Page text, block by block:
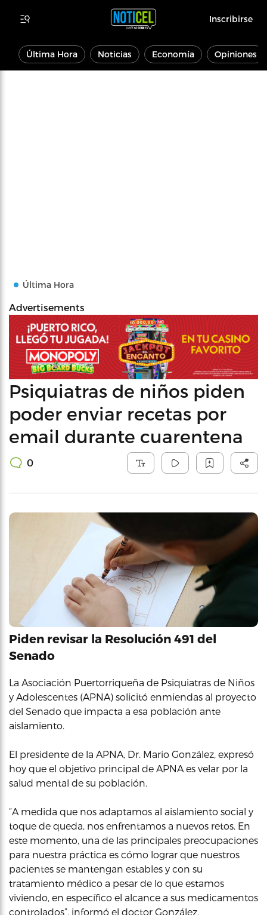
Inscribirse
Última Hora Noticias Economía Opiniones
Última Hora
Advertisements
Psiquiatras de niños piden
poder enviar recetas por
email durante cuarentena
0
Piden revisar la Resolución 491 del
Senado
La Asociación Puertorriqueña de Psiquiatras de Niños
y Adolescentes (APNA) solicitó enmiendas al proyecto
del Senado que impacta a esa población ante
aislamiento.
El presidente de la APNA, Dr. Mario González, expresó
hoy que el objetivo principal de APNA es velar por la
salud mental de su población.
“A medida que nos adaptamos al aislamiento social y
toque de queda, nos enfrentamos a nuevos retos. En
este momento, una de las principales preocupaciones
para nuestra práctica es cómo lograr que nuestros
pacientes se mantengan estables y con su
tratamiento médico a pesar de lo que estamos
viviendo, en específico el alcance a sus medicamentos
controlados”, informó el doctor González.